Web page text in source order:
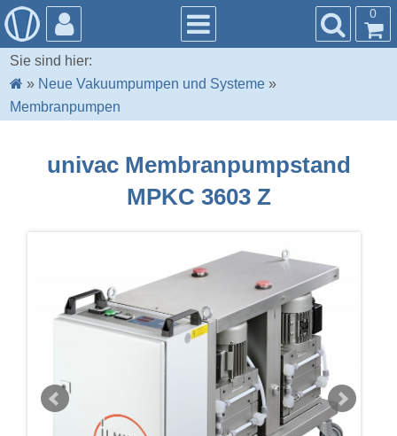
0
Sie sind hier:
» Neue Vakuumpumpen und Systeme »
Membranpumpen
univac Membranpumpstand
MPKC 3603 Z